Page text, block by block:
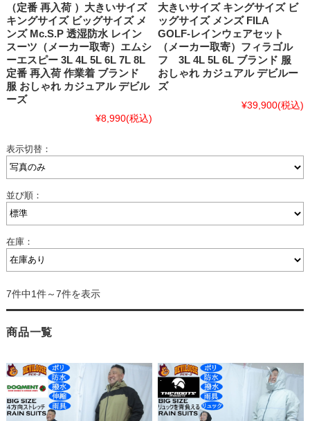
（定番 再入荷 ）大きいサイズ
キングサイズ ビッグサイズ メ
ンズ Mc.S.P 透湿防水 レイン
スーツ（メーカー取寄）エムシ
ーエスピー 3L 4L 5L 6L 7L 8L
定番 再入荷 作業着 ブランド
服 おしゃれ カジュアル デビル
ーズ
¥8,990(税込)
大きいサイズ キングサイズ ビ
ッグサイズ メンズ FILA
GOLF-レインウェアセット
（メーカー取寄）フィラゴル
フ 3L 4L 5L 6L ブランド 服
おしゃれ カジュアル デビルー
ズ
¥39,900(税込)
表示切替：
並び順：
在庫：
7件中1件～7件を表示
商品一覧